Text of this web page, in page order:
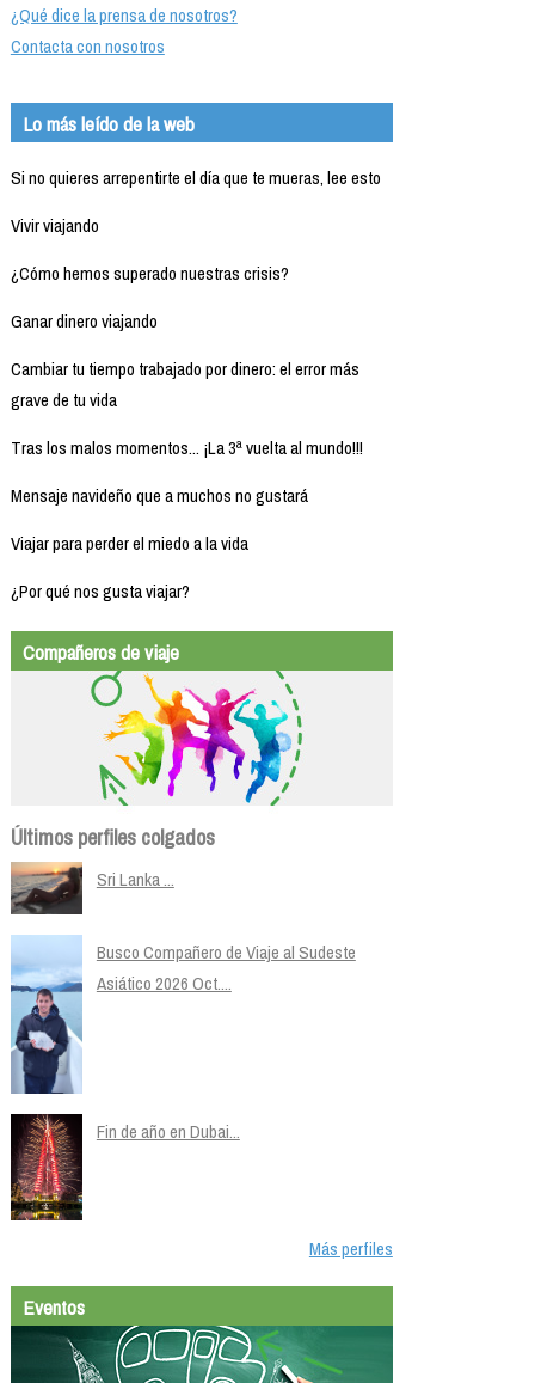
¿Qué dice la prensa de nosotros?
Contacta con nosotros
Lo más leído de la web
Si no quieres arrepentirte el día que te mueras, lee esto
Vivir viajando
¿Cómo hemos superado nuestras crisis?
Ganar dinero viajando
Cambiar tu tiempo trabajado por dinero: el error más
grave de tu vida
Tras los malos momentos... ¡La 3ª vuelta al mundo!!!
Mensaje navideño que a muchos no gustará
Viajar para perder el miedo a la vida
¿Por qué nos gusta viajar?
Compañeros de viaje
Últimos perfiles colgados
Sri Lanka ...
Busco Compañero de Viaje al Sudeste
Asiático 2026 Oct....
Fin de año en Dubai...
Más perfiles
Eventos